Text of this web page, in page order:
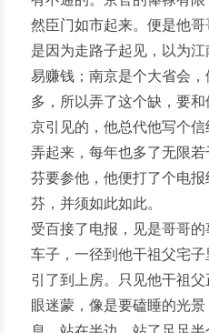
然臣门如市起来。便是他
是因为走路子起见，以为
易赚钱；南京是个大省会
多，所以弄了这个缺，要
京引见的，他总代他写个
弄起来，每年也多了无限
芬要参他，他便打了个电
芬，并须如此如此。
受百接了电报，见是哥哥
车子，一径到他干祖父宅
引了到上房。只见他干祖
眼迷蒙，像是要磕睡的光